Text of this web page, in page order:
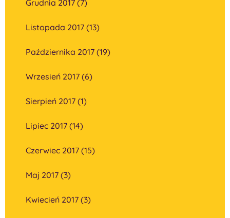
Grudnia 2017 (7)
Listopada 2017 (13)
Października 2017 (19)
Wrzesień 2017 (6)
Sierpień 2017 (1)
Lipiec 2017 (14)
Czerwiec 2017 (15)
Maj 2017 (3)
Kwiecień 2017 (3)